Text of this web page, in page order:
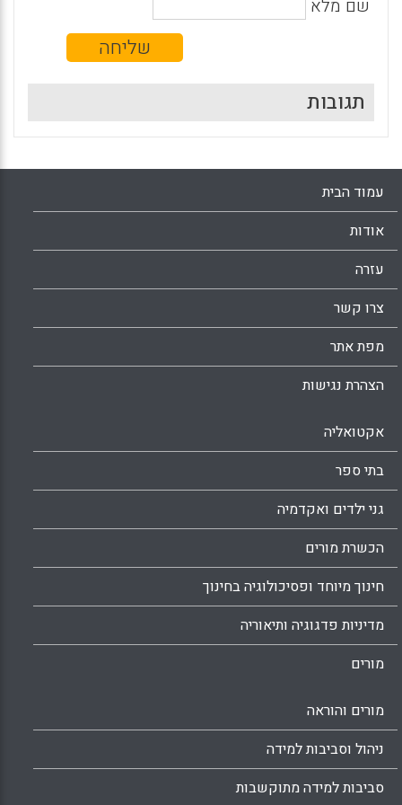
שם מלא
תגובות
עמוד הבית
אודות
עזרה
צרו קשר
מפת אתר
הצהרת נגישות
אקטואליה
בתי ספר
גני ילדים ואקדמיה
הכשרת מורים
חינוך מיוחד ופסיכולוגיה בחינוך
מדיניות פדגוגיה ותיאוריה
מורים
מורים והוראה
ניהול וסביבות למידה
סביבות למידה מתוקשבות